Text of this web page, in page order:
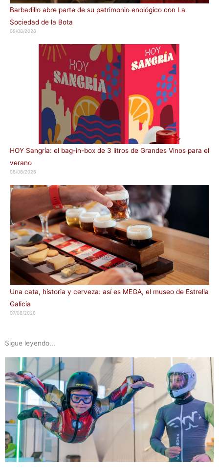
Barbadillo abre parte de su patrimonio enológico con La
Sociedad de la Bota
09/08/2026
HOY Sangría: el bag-in-box de 3 litros de Grandes Vinos para el
verano
08/08/2026
Una cata, historia y cerveza: así es MEGA, el museo de Estrella
Galicia
07/08/2026
Sigue leyendo...